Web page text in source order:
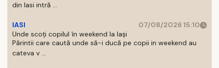
din Iasi intră ...
IASI
07/08/2026 15:10
Unde scoți copilul în weekend la Iași
Părintii care caută unde să-i ducă pe copii in weekend au
cateva v ...